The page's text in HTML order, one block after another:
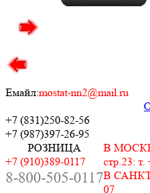
Емайл:mostat-nn2@mail.ru
+7 (831)250-82-56
+7 (987)397-26-95
РОЗНИЦА
+7 (910)389-0117
8-800-505-0117
В
стр.23:
В САНКТ
07